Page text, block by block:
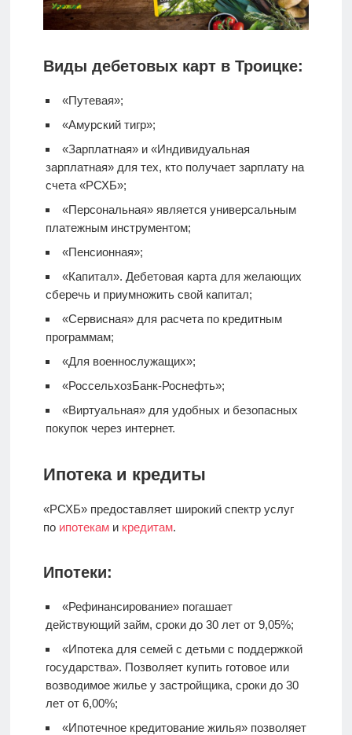
Виды дебетовых карт в Троицке:
«Путевая»;
«Амурский тигр»;
«Зарплатная» и «Индивидуальная
зарплатная» для тех, кто получает зарплату на
счета «РСХБ»;
«Персональная» является универсальным
платежным инструментом;
«Пенсионная»;
«Капитал». Дебетовая картадля желающих
сберечь и приумножить свой капитал;
«Сервисная» для расчета по кредитным
программам;
«Для военнослужащих»;
«РоссельхозБанк-Роснефть»;
«Виртуальная» для удобных и безопасных
покупок через интернет.
Ипотека и кредиты
«РСХБ» предоставляет широкий спектр услуг
по ипотеками кредитам.
Ипотеки:
«Рефинансирование» погашает
действующий займ, сроки до 30 лет от 9,05%;
«Ипотека для семей с детьми с поддержкой
государства». Позволяет купить готовое или
возводимое жилье у застройщика, сроки до 30
лет от 6,00%;
«Ипотечное кредитование жилья» позволяет